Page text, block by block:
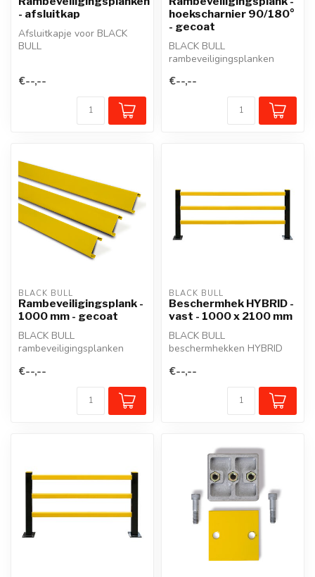
- afsluitkap
Afsluitkapje voor BLACK
BULL
€--,--
hoekscharnier 90/180°
- gecoat
BLACK BULL
rambeveiligingsplanken
staanders, werkposten,
€--,--
BLACK BULL
Rambeveiligingsplank -
1000 mm - gecoat
BLACK BULL
rambeveiligingsplanken
staanders, werkposten,
€--,--
BLACK BULL
Beschermhek HYBRID -
vast - 1000 x 2100 mm
BLACK BULL
beschermhekken HYBRID
wandelgangen of in- en
€--,--